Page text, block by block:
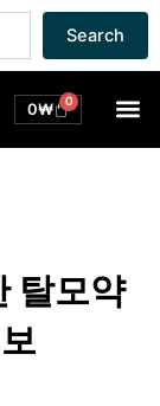
Search
0₩ 0
Cart
탈모약